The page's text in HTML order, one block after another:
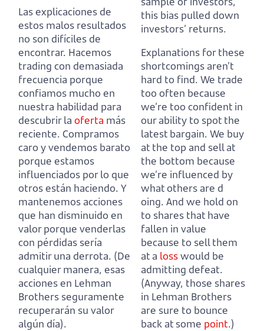
Las explicaciones de
estos malos resultados
no son difíciles de
encontrar. Hacemos
trading con demasiada
frecuencia porque
confiamos mucho en
nuestra habilidad para
descubrir la oferta más
reciente. Compramos
caro y vendemos barato
porque estamos
influenciados por lo que
otros están haciendo. Y
mantenemos acciones
que han disminuido en
valor porque venderlas
con pérdidas sería
admitir una derrota. (De
cualquier manera, esas
acciones en Lehman
Brothers seguramente
recuperarán su valor
algún día).
this bias pulled down
investors’ returns.
Explanations for these
shortcomings aren’t
hard to find. We trade
too often because
we’re too confident in
our ability to spot the
latest bargain. We buy
at the top and sell at
the bottom because
we’re influenced by
what others are d
oing. And we hold on
to shares that have
fallen in value
because to sell them
at a losswould be
admitting defeat.
(Anyway, those shares
in Lehman Brothers
are sure to bounce
back at some point.)